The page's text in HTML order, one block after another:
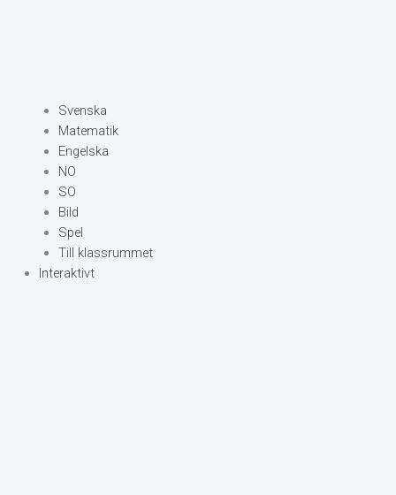
Svenska
Matematik
Engelska
NO
SO
Bild
Spel
Till klassrummet
Interaktivt